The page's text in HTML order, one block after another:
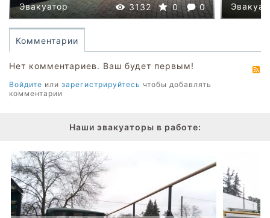
3132 0 0
Эвакуатор
Комментарии
Нет комментариев. Ваш будет первым!
Войдите или зарегистрируйтесь чтобы добавлять
комментарии
Наши эвакуаторы в работе: